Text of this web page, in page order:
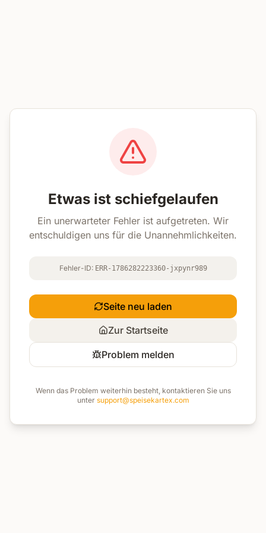
Etwas ist schiefgelaufen
Ein unerwarteter Fehler ist aufgetreten. Wir
entschuldigen uns für die Unannehmlichkeiten.
Fehler-ID: ERR-1786282223360-jxpynr989
Seite neu laden
Zur Startseite
Problem melden
Wenn das Problem weiterhin besteht, kontaktieren Sie uns
unter support@speisekartex.com